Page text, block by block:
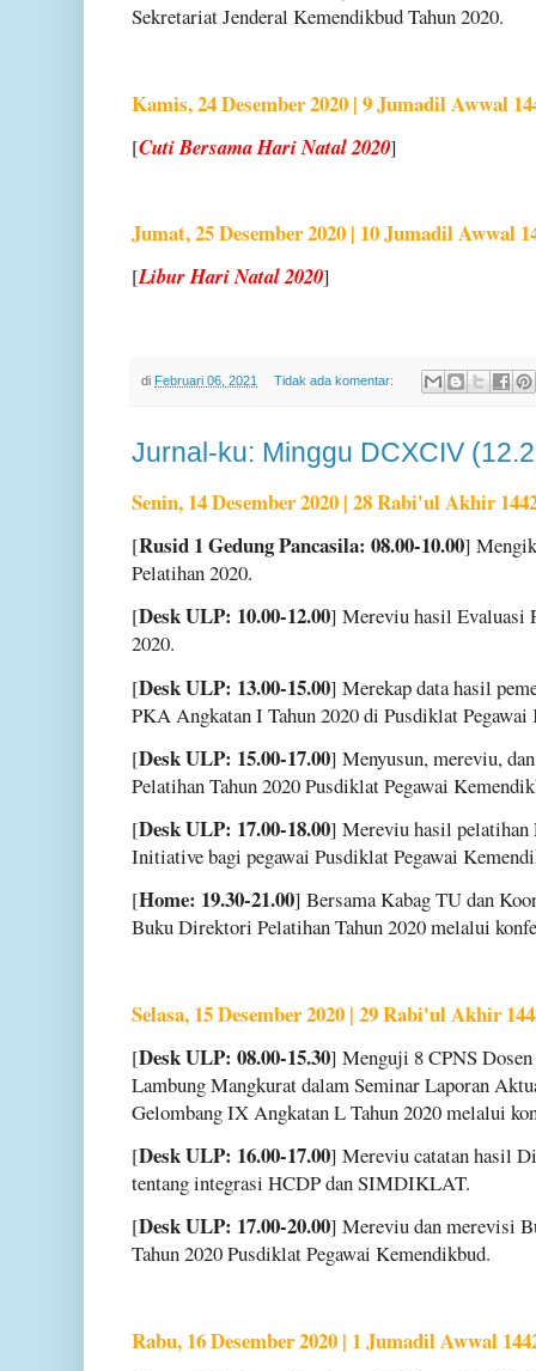
Sekretariat Jenderal Kemendikbud Tahun 2020.
Kamis, 24 Desember 2020 | 9 Jumadil Awwal
[Cuti Bersama Hari Natal 2020]
Jumat, 25 Desember 2020 | 10 Jumadil Awwal
[Libur Hari Natal 2020]
di Februari 06, 2021 Tidak ada komentar:
Jurnal-ku: Minggu DCXCIV
Senin, 14 Desember 2020 | 28 Rabi'ul Akhir
[Rusid 1 Gedung Pancasila: 08.00-10.00]
Pelatihan 2020.
[Desk ULP: 10.00-12.00] Mereviu hasil Evaluasi
2020.
[Desk ULP: 13.00-15.00] Merekap data hasil
PKA Angkatan I Tahun 2020 di Pusdiklat Pegawai
[Desk ULP: 15.00-17.00] Menyusun, mereviu,
Pelatihan Tahun 2020 Pusdiklat Pegawai
[Desk ULP: 17.00-18.00] Mereviu hasil pelatihan
Initiative bagi pegawai Pusdiklat Pegawai
[Home: 19.30-21.00] Bersama Kabag TU dan
Buku Direktori Pelatihan Tahun 2020 melalui
Selasa, 15 Desember 2020 | 29 Rabi'ul Akhir
[Desk ULP: 08.00-15.30] Menguji 8 CPNS
Lambung Mangkurat dalam Seminar Laporan
Gelombang IX Angkatan L Tahun 2020 melalui
[Desk ULP: 16.00-17.00] Mereviu catatan hasil
tentang integrasi HCDP dan SIMDIKLAT.
[Desk ULP: 17.00-20.00] Mereviu dan merevisi
Tahun 2020 Pusdiklat Pegawai Kemendikbud.
Rabu, 16 Desember 2020 | 1 Jumadil Awwal